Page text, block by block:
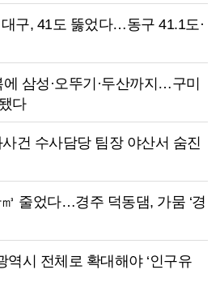
대구, 41도 뚫었다…동구 41.1도·
삼성·오뚜기·두산까지…구미
다
건 수사담당 팀장 야산서 숨진
줄었다…경주 덕동댐, 가뭄 ‘경
역시 전체로 확대해야 ‘인구유